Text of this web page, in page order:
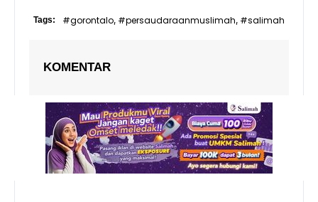
Tags: #gorontalo, #persaudaraanmuslimah, #salimah
KOMENTAR